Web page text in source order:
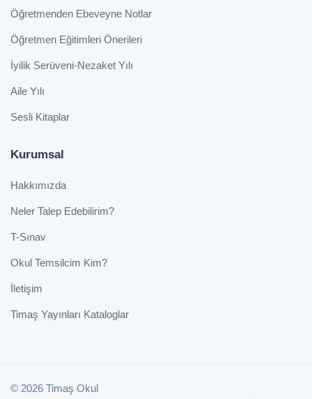
Öğretmenden Ebeveyne Notlar
Öğretmen Eğitimleri Önerileri
İyilik Serüveni-Nezaket Yılı
Aile Yılı
Sesli Kitaplar
Kurumsal
Hakkımızda
Neler Talep Edebilirim?
T-Sınav
Okul Temsilcim Kim?
İletişim
Timaş Yayınları Kataloglar
© 2026 Timaş Okul